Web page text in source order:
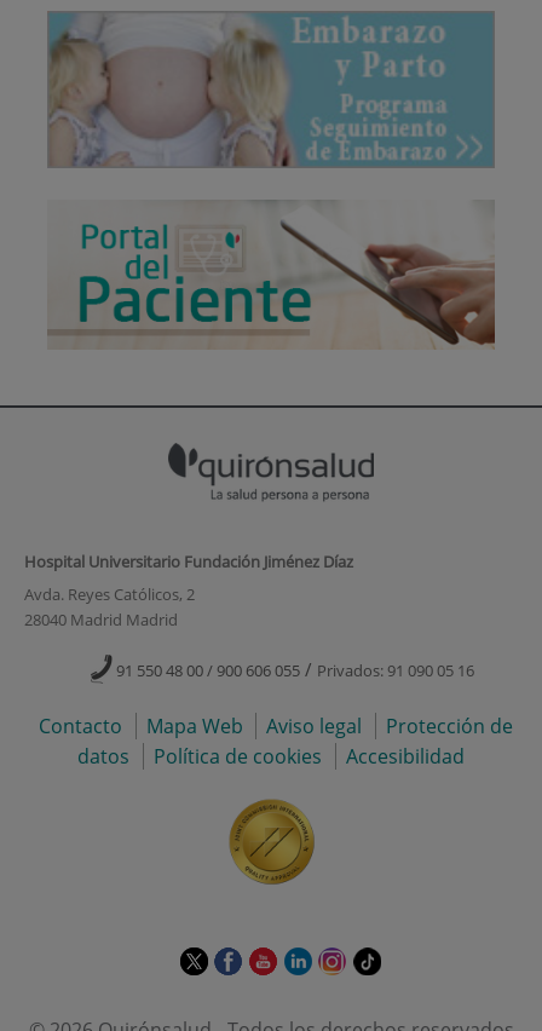
Hospital Universitario Fundación Jiménez Díaz
Avda. Reyes Católicos, 2
28040 Madrid Madrid
91 550 48 00 / 900 606 055 / Privados: 91 090 05 16
Contacto Mapa Web Aviso legal
Protección de
datos
Política de cookies Accesibilidad
EsteEsteEsteEsteEsteEnlace